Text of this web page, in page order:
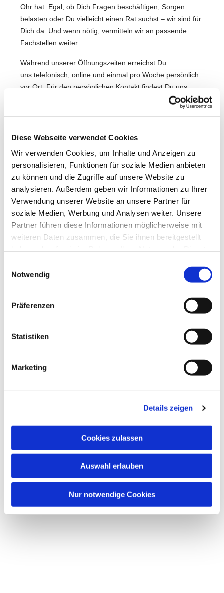
Diese Webseite verwendet Cookies
Wir verwenden Cookies, um Inhalte und Anzeigen zu
personalisieren, Funktionen für soziale Medien anbieten
zu können und die Zugriffe auf unsere Website zu
analysieren. Außerdem geben wir Informationen zu Ihrer
Verwendung unserer Website an unsere Partner für
soziale Medien, Werbung und Analysen weiter. Unsere
Partner führen diese Informationen möglicherweise mit
weiteren Daten zusammen, die Sie ihnen bereitgestellt
Notwendig
Präferenzen
Statistiken
Marketing
Details zeigen
Cookies zulassen
Auswahl erlauben
Nur notwendige Cookies
Ohr hat. Egal, ob Dich Fragen beschäftigen, Sorgen
belasten oder Du vielleicht einen Rat suchst – wir sind für
Dich da. Und wenn nötig, vermitteln wir an passende
Fachstellen weiter.
Während unserer Öffnungszeiten erreichst Du
uns telefonisch, online und einmal pro Woche persönlich
vor Ort. Für den persönlichen Kontakt findest Du uns
Mo., Di., Do., Fr.: 09 – 12 Uhr
Wir freuen uns auf Dich!
interessieren